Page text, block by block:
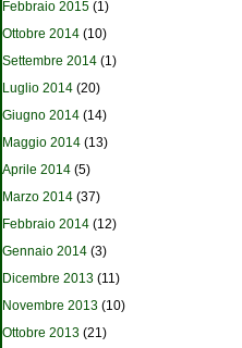
Febbraio 2015 (1)
Ottobre 2014 (10)
Settembre 2014 (1)
Luglio 2014 (20)
Giugno 2014 (14)
Maggio 2014 (13)
Aprile 2014 (5)
Marzo 2014 (37)
Febbraio 2014 (12)
Gennaio 2014 (3)
Dicembre 2013 (11)
Novembre 2013 (10)
Ottobre 2013 (21)